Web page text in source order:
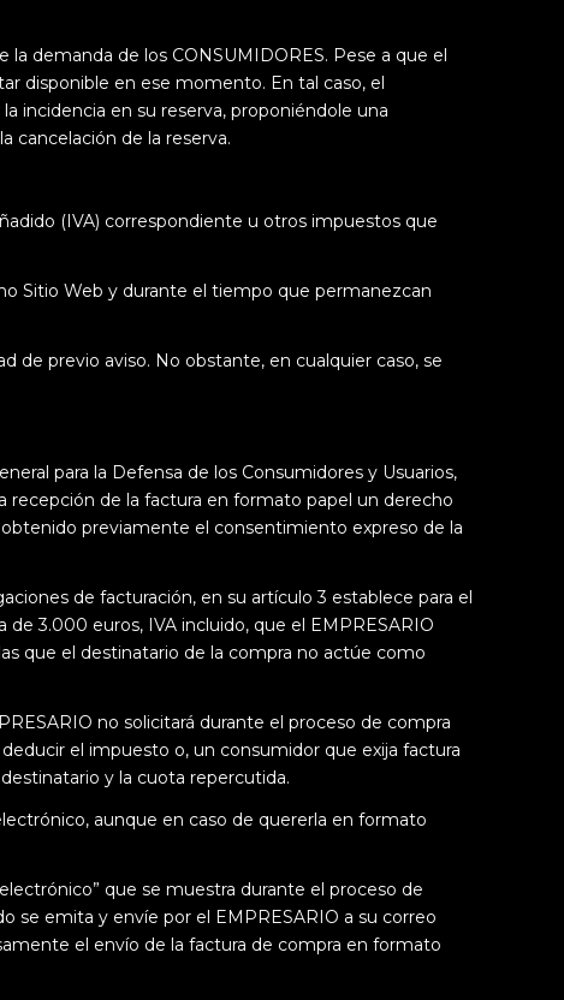
demanda de los CONSUMIDORES. Pese a que el
disponible en ese momento. En tal caso, el
incidencia en su reserva, proponiéndole una
cancelación de la reserva.
(IVA) correspondiente u otros impuestos que
Sitio Web y durante el tiempo que permanezcan
de previo aviso. No obstante, en cualquier caso, se
para la Defensa de los Consumidores y Usuarios,
recepción de la factura en formato papel un derecho
previamente el consentimiento expreso de la
de facturación, en su artículo 3 establece para el
3.000 euros, IVA incluido, que el EMPRESARIO
que el destinatario de la compra no actúe como
no solicitará durante el proceso de compra
el impuesto o, un consumidor que exija factura
y la cuota repercutida.
aunque en caso de quererla en formato
que se muestra durante el proceso de
se emita y envíe por el EMPRESARIO a su correo
el envío de la factura de compra en formato